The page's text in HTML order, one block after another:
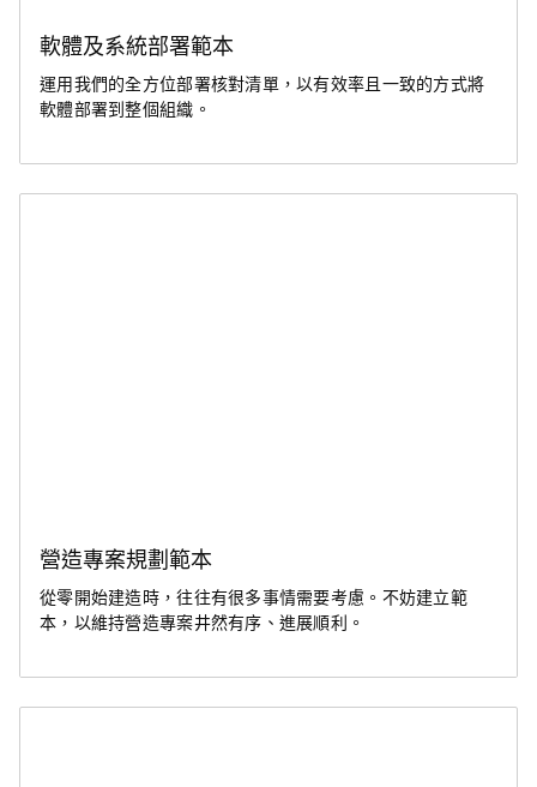
軟體及系統部署範本
運用我們的全方位部署核對清單，以有效率且一致的方式將
軟體部署到整個組織。
營造專案規劃範本
從零開始建造時，往往有很多事情需要考慮。不妨建立範
本，以維持營造專案井然有序、進展順利。